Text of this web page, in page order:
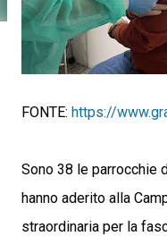
FONTE: https://
Sono 38 le parrocchie
hanno aderito alla
straordinaria per la